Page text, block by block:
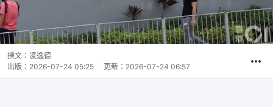
撰文： 凌逸德
出版： 2026-07-24 05:25 更新： 2026-07-24 06:57